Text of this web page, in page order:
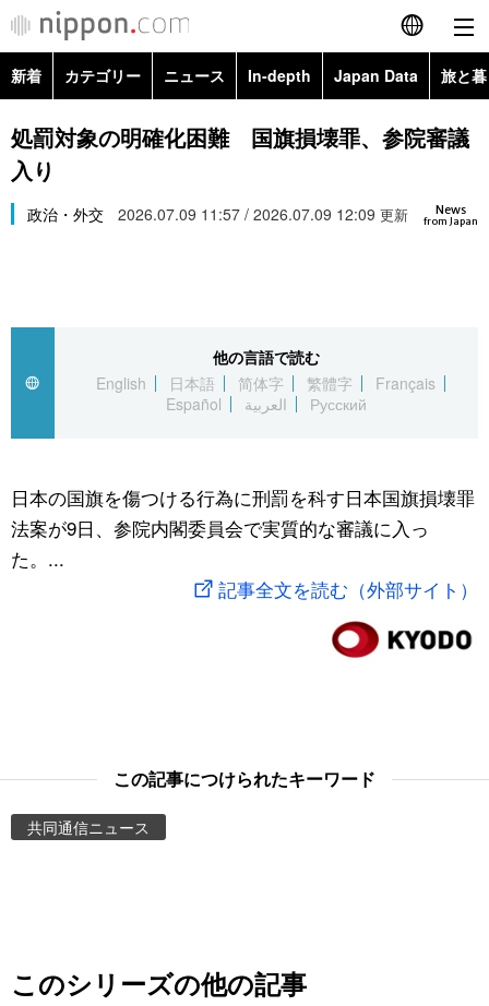
English
简体字
Русский
カテゴリー
経済・ビジネス
国際
文化
トップ
アーカイブ
In-depth
Japan Data
動画/Live
People
新着 カテゴリー ニュース In-depth Japan Data 旅と
政治・外交
経済・ビジネス
スポーツ・東京2020
Topics
処罰対象の明確化困難 国旗損壊罪、参院審議
入り
News
from Japan
政治・外交 2026.07.09 11:57 / 2026.07.09 12:09 更新
他の言語で読む
English
日本語 简体字 繁體字
Français
Español
العربية Русский
日本の国旗を傷つける行為に刑罰を科す日本国旗損壊罪
法案が9日、参院内閣委員会で実質的な審議に入っ
た。...
記事全文を読む（外部サイト）
この記事につけられたキーワード
共同通信ニュース
このシリーズの他の記事